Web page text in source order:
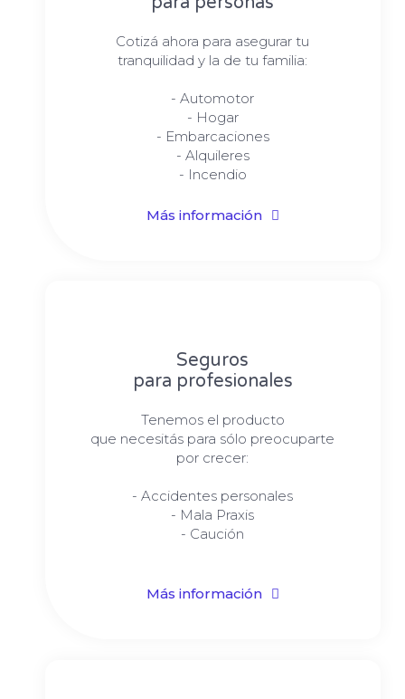
Cotizá ahora para asegurar tu
tranquilidad y la de tu familia:
- Automotor
- Hogar
- Embarcaciones
- Alquileres
- Incendio
Más información
Seguros
para profesionales
Tenemos el producto
que necesitás para sólo preocuparte
por crecer:
- Accidentes personales
- Mala Praxis
- Caución
Más información